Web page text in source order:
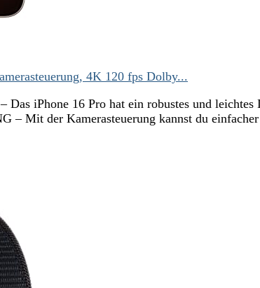
4K 120 fps Dolby...
iPhone 16 Pro hat ein robustes und leichtes
Mit der Kamerasteuerung kannst du